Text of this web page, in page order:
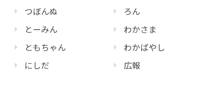
つぼんぬ
とーみん
ともちゃん
にしだ
ろん
わかさま
わかばやし
広報